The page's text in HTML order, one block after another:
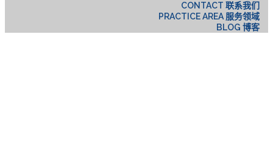
CONTACT 联系我们
PRACTICE AREA 服务领域
BLOG 博客